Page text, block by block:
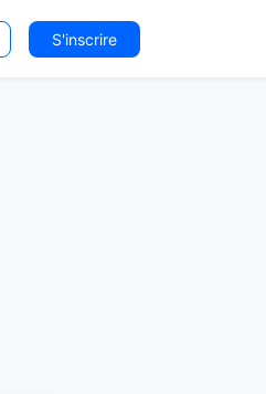
S'inscrire